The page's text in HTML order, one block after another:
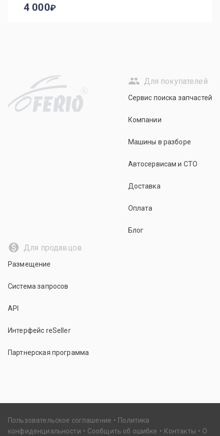
4 000
R
Для покупателей
Сервис поиска запчастей
Компании
Машины в разборе
Автосервисам и СТО
Доставка
Оплата
Блог
Для продавцов
Размещение
Система запросов
API
Интерфейс reSeller
Партнерская программа
Пользовательское соглашение
Политика
конфиденциальности
Сообщить об ошибке Контакты О